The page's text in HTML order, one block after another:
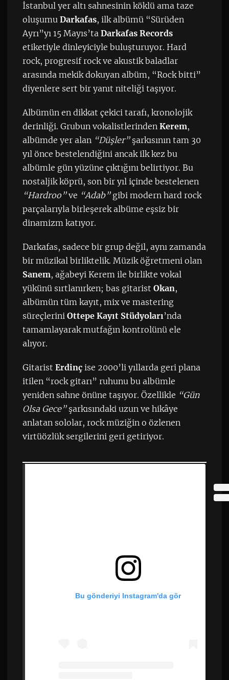
İstanbul yer altı sahnesinin köklü ama taze
oluşumu Darkafas, ilk albümü “Sürüden
Ayrı”yı 15 Mayıs’ta Darkafas Records
etiketiyle dinleyiciyle buluşturuyor. Hard
rock, progresif rock ve akustik baladlar
arasında mekik dokuyan albüm, “Rock bitti”
diyenlere sert bir yanıt niteliği taşıyor.
Albümün en dikkat çekici tarafı, kronolojik
derinliği. Grubun vokalistlerinden Kerem,
albümde yer alan “Düşler”şarkısının tam 30
yıl önce bestelendiğini ancak ilk kez bu
albümle gün yüzüne çıktığını belirtiyor. Bu
nostaljik köprü, son bir yıl içinde bestelenen
“Hardroo”ve “Adab”gibi modern hard rock
parçalarıyla birleşerek albüme eşsiz bir
dinamizm katıyor.
Darkafas, sadece bir grup değil, aynı zamanda
bir müzikal birliktelik. Müzik öğretmeni olan
Sanem, ağabeyi Kerem ile birlikte vokal
yükünü sırtlanırken; bas gitarist Okan,
albümün tüm kayıt, mix ve mastering
süreçlerini Ottepe Kayıt Stüdyoları’nda
tamamlayarak mutfağın kontrolünü ele
alıyor.
Gitarist Erdinçise 2000’li yıllarda geri plana
itilen “rock gitarı” ruhunu bu albümle
yeniden sahne önüne taşıyor. Özellikle “Gün
Olsa Gece”şarkısındaki uzun ve hikâye
anlatan sololar, rock müziğin o özlenen
virtüözlük sergilerini geri getiriyor.
Bu gönderiyi Instagram'da gör